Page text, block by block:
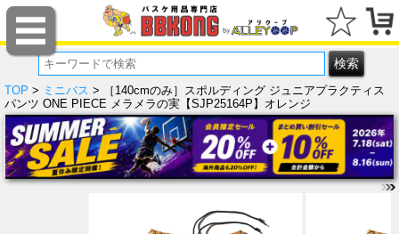
TOP > ミニバス > ［140cmのみ］スポルディング ジュニアプラクティス
パンツ ONE PIECE メラメラの実【SJP25164P】オレンジ